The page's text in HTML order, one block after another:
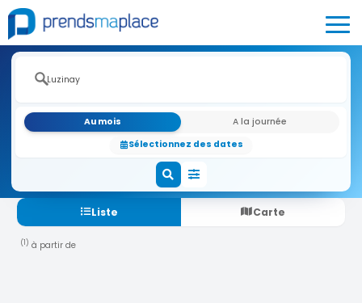
Au mois
A la journée
Sélectionnez des dates
Liste Carte
(1) à partir de